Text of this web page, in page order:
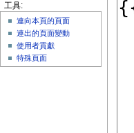
工具:
連向本頁的頁面
連出的頁面變動
使用者貢獻
特殊頁面